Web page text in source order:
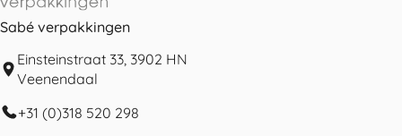
Sabé verpakkingen
Einsteinstraat 33, 3902 HN
Veenendaal
+31 (0)318 520 298